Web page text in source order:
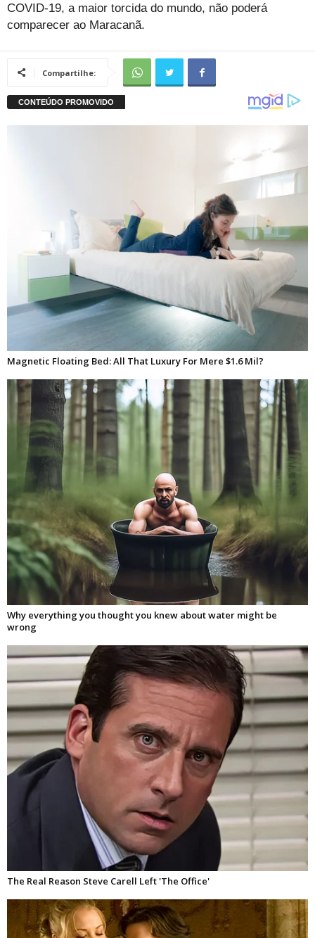
COVID-19, a maior torcida do mundo, não poderá
comparecer ao Maracanã.
Compartilhe: